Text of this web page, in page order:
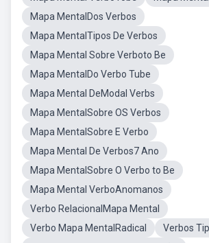
Mapa MentalDos Verbos
Mapa MentalTipos De Verbos
Mapa Mental Sobre Verboto Be
Mapa MentalDo Verbo Tube
Mapa Mental DeModal Verbs
Mapa MentalSobre OS Verbos
Mapa MentalSobre E Verbo
Mapa Mental De Verbos7 Ano
Mapa MentalSobre O Verbo to Be
Mapa Mental VerboAnomanos
Verbo RelacionalMapa Mental
Verbo Mapa MentalRadical
Verbos